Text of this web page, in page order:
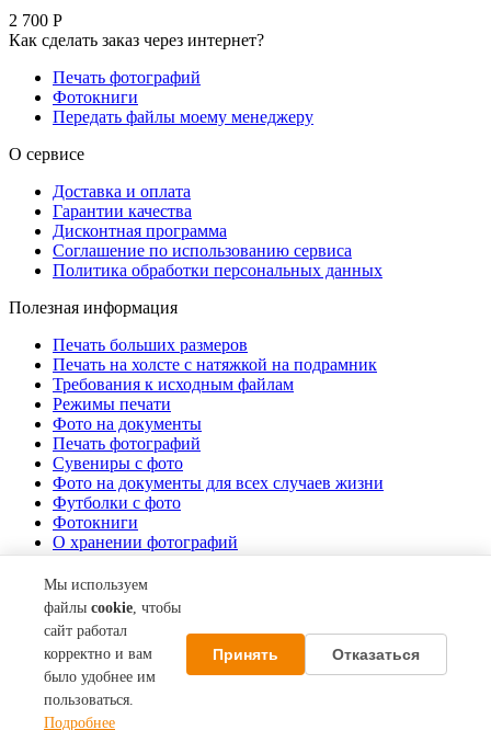
2 700 Р
Мы используем
файлы cookie, чтобы
сайт работал
корректно и вам
было удобнее им
пользоваться.
Подробнее
Принять Отказаться
Как сделать заказ через интернет?
Печать фотографий
Фотокниги
Передать файлы моему менеджеру
О сервисе
Доставка и оплата
Гарантии качества
Дисконтная программа
Соглашение по использованию сервиса
Политика обработки персональных данных
Полезная информация
Печать больших размеров
Печать на холсте c натяжкой на подрамник
Требования к исходным файлам
Режимы печати
Фото на документы
Печать фотографий
Сувениры с фото
Фото на документы для всех случаев жизни
Футболки с фото
Фотокниги
О хранении фотографий
Стоимость услуг
О компании
Контакты
Акции
О нас
© 2013–2026 Фотосеть СИВМА. Все права защищены.